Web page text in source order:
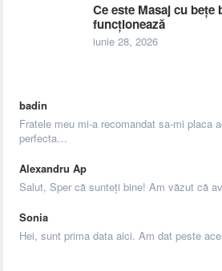
Ce este Masaj cu bețe
funcționează
iunie 28, 2026
badin
Fratele meu mi-a recomandat sa-mi placa
perfecta…
Alexandru Ap
Salut, Sper că sunteți bine! Am văzut că
Sonia
Hei, sunt prima data aici. Am dat peste